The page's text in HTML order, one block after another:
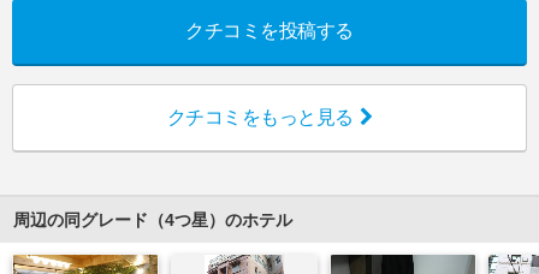
クチコミを投稿する
クチコミをもっと見る
周辺の同グレード（4つ星）のホテル